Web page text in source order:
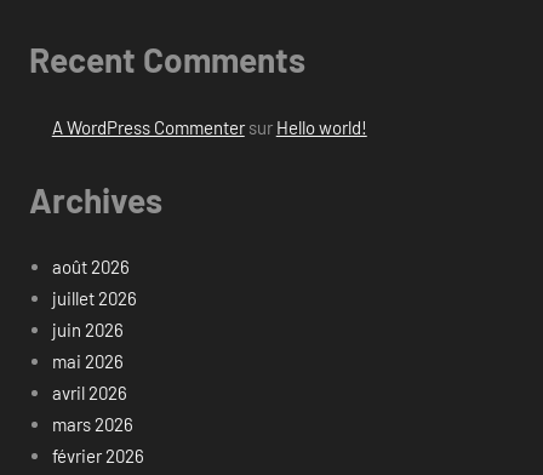
Recent Comments
A WordPress Commentersur Hello world!
Archives
août 2026
juillet 2026
juin 2026
mai 2026
avril 2026
mars 2026
février 2026